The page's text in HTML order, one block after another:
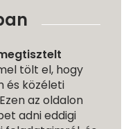
tölt el, hogy
és közéleti
az oldalon
adni eddigi